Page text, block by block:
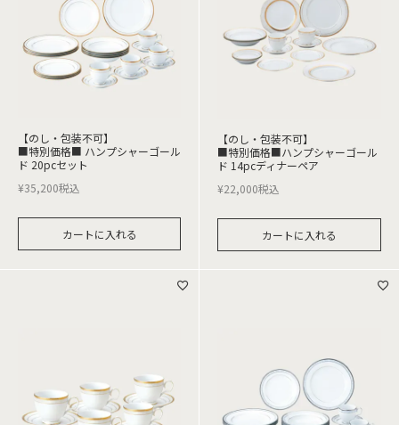
【のし・包装不可】
■特別価格■ ハンプシャーゴール
ド 20pcセット
¥35,200税込
カートに入れる
【のし・包装不可】
■特別価格■ハンプシャーゴール
ド 14pcディナーペア
¥22,000税込
カートに入れる